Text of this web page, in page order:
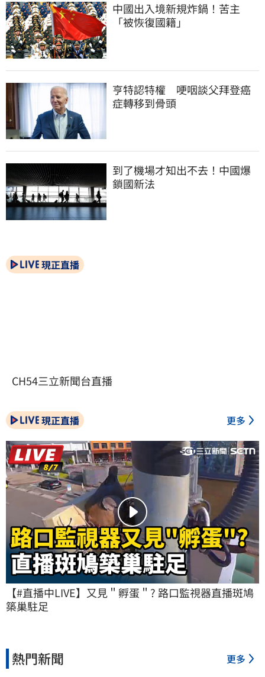
中國出入境新規炸鍋！苦主
「被恢復國籍」
亨特認特權　哽咽談父拜登癌
症轉移到骨頭
到了機場才知出不去！中國爆
鎖國新法
現正直播
CH54三立新聞台直播
現正直播 更多
【#直播中LIVE】又見＂孵蛋＂? 路口監視器直播斑鳩
築巢駐足
熱門新聞 更多